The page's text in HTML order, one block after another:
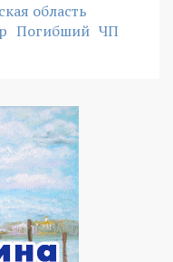
область
Погибший ЧП